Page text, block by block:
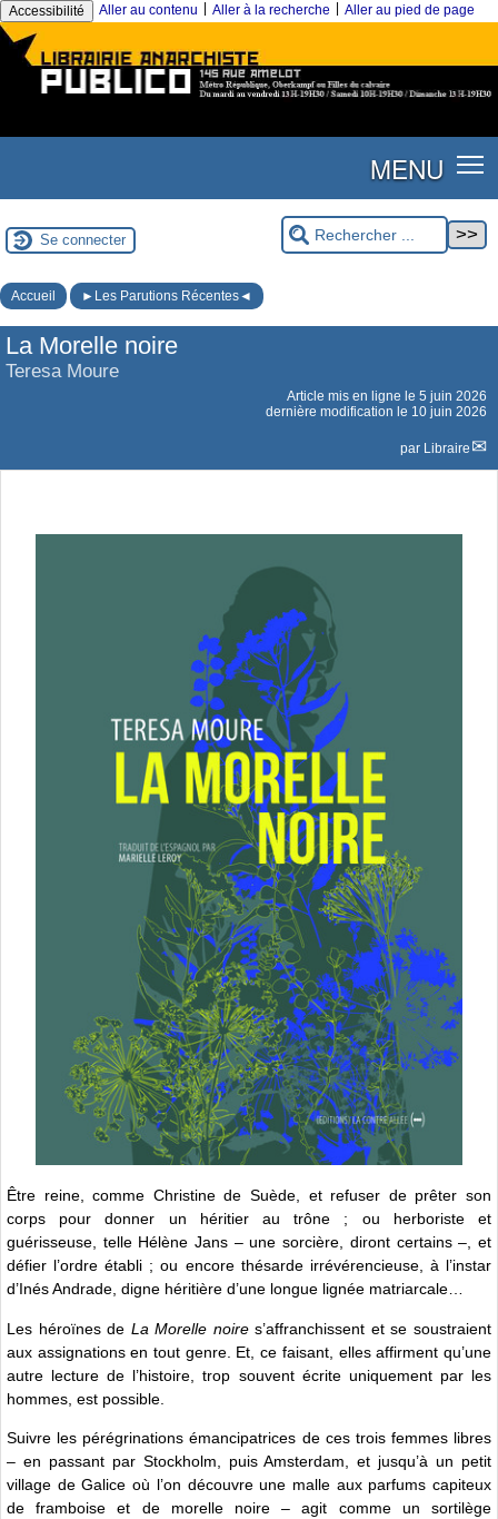
Accessibilité Aller au contenu Aller à la recherche Aller au pied de page
MENU
Se connecter
Accueil ►Les Parutions Récentes◄
La Morelle noire
Teresa Moure
Article mis en ligne le 5 juin 2026
dernière modification le 10 juin 2026
par Libraire
Être reine, comme Christine de Suède, et refuser de prêter son
corps pour donner un héritier au trône ; ou herboriste et
guérisseuse, telle Hélène Jans – une sorcière, diront certains –, et
défier l’ordre établi ; ou encore thésarde irrévérencieuse, à l’instar
d’Inés Andrade, digne héritière d’une longue lignée matriarcale…
Les héroïnes de La Morelle noires’affranchissent et se soustraient
aux assignations en tout genre. Et, ce faisant, elles affirment qu’une
autre lecture de l’histoire, trop souvent écrite uniquement par les
hommes, est possible.
Suivre les pérégrinations émancipatrices de ces trois femmes libres
– en passant par Stockholm, puis Amsterdam, et jusqu’à un petit
village de Galice où l’on découvre une malle aux parfums capiteux
de framboise et de morelle noire – agit comme un sortilège